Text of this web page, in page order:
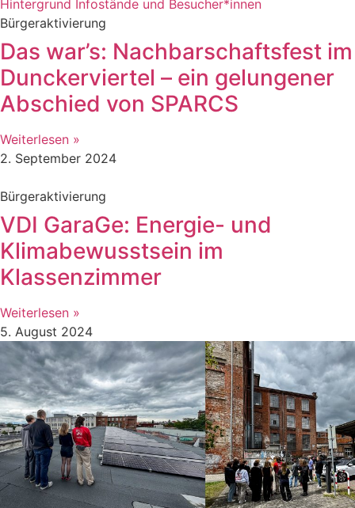
Bürgeraktivierung
Das war’s: Nachbarschaftsfest im
Dunckerviertel – ein gelungener
Abschied von SPARCS
Weiterlesen »
2. September 2024
Bürgeraktivierung
VDI GaraGe: Energie- und
Klimabewusstsein im
Klassenzimmer
Weiterlesen »
5. August 2024